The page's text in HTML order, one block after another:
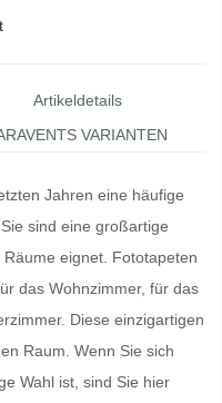
Artikeldetails
VARIANTEN
Jahren eine häufige
sind eine großartige
eignet. Fototapeten
das Wohnzimmer, für das
Diese einzigartigen
Raum. Wenn Sie sich
Wahl ist, sind Sie hier